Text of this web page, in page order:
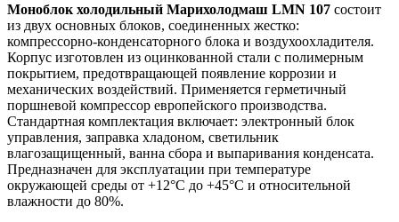
Моноблок холодильный Марихолодмаш LMN 107 состоит
из двух основных блоков, соединенных жестко:
компрессорно-конденсаторного блока и воздухоохладителя.
Корпус изготовлен из оцинкованной стали с полимерным
покрытием, предотвращающей появление коррозии и
механических воздействий. Применяется герметичный
поршневой компрессор европейского производства.
Стандартная комплектация включает: электронный блок
управления, заправка хладоном, светильник
влагозащищенный, ванна сбора и выпаривания конденсата.
Предназначен для эксплуатации при температуре
окружающей среды от +12°С до +45°С и относительной
влажности до 80%.